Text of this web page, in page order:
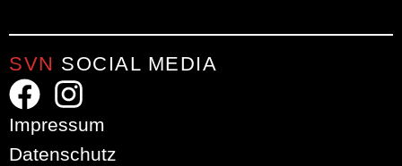
SVN SOCIAL MEDIA
Impressum
Datenschutz